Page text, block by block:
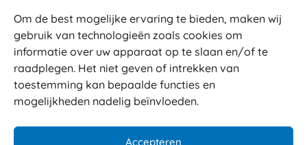
Om de best mogelijke ervaring te bieden, maken wij
gebruik van technologieën zoals cookies om
informatie over uw apparaat op te slaan en/of te
raadplegen. Het niet geven of intrekken van
toestemming kan bepaalde functies en
mogelijkheden nadelig beïnvloeden.
Accepteren
Betalen
Levering
Retouren
Service en garantie